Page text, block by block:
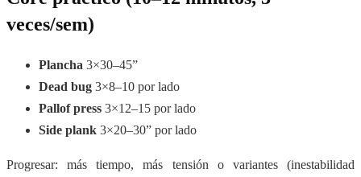
veces/sem)
Plancha 3×30–45”
Dead bug 3×8–10 por lado
Pallof press 3×12–15 por lado
Side plank 3×20–30” por lado
Progresar: más tiempo, más tensión o variantes (inestabilidad